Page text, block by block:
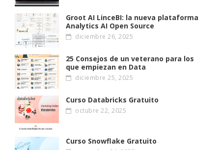
Groot AI LinceBI: la nueva plataforma
Analytics AI Open Source
diciembre 26, 2025
25 Consejos de un veterano para los
que empiezan en Data
diciembre 25, 2025
Curso Databricks Gratuito
octubre 22, 2025
Curso Snowflake Gratuito